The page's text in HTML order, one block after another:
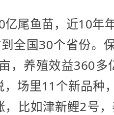
亿尾鱼苗，近10年
全国30个省份。
，养殖效益360多
，场里11个新品种
比如津新鲤2号，